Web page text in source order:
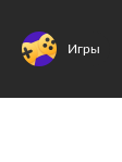
Игры